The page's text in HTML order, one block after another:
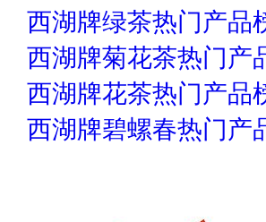
西湖牌绿茶热门产品
西湖牌菊花茶热门产
西湖牌花茶热门产品
西湖牌碧螺春热门产